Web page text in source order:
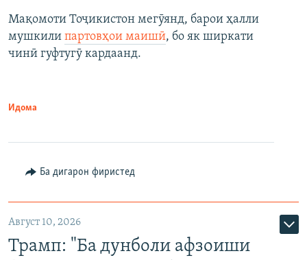
Мақомоти Тоҷикистон мегӯянд, барои ҳалли
мушкили партовҳои маишӣ, бо як ширкати
чинӣ гуфтугӯ кардаанд.
Идома
Ба дигарон фиристед
Август 10, 2026
Трамп: "Ба дунболи афзоиши